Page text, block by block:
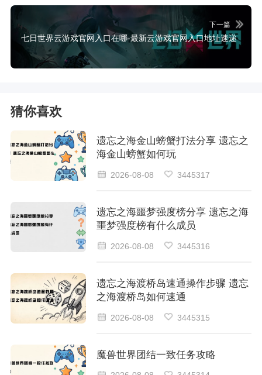
下一篇
七日世界云游戏官网入口在哪-最新云游戏官网入口地址速递
猜你喜欢
遗忘之海金山螃蟹打法分享 遗忘之
海金山螃蟹如何玩
2026-08-08 3445317
遗忘之海噩梦强度榜分享 遗忘之海
噩梦强度榜有什么成员
2026-08-08 3445316
遗忘之海渡桥岛速通操作步骤 遗忘
之海渡桥岛如何速通
2026-08-08 3445315
魔兽世界团结一致任务攻略